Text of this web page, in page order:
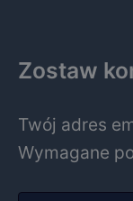
Zostaw
Twój adres
Wymagane